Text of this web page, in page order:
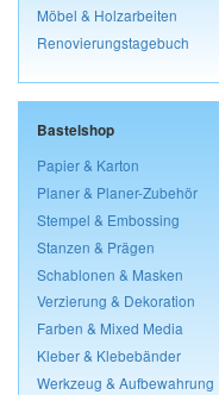
Möbel & Holzarbeiten
Renovierungstagebuch
Bastelshop
Papier & Karton
Planer & Planer-Zubehör
Stempel & Embossing
Stanzen & Prägen
Schablonen & Masken
Verzierung & Dekoration
Farben & Mixed Media
Kleber & Klebebänder
Werkzeug & Aufbewahrung